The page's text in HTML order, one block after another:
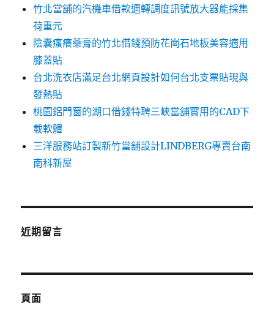
竹北當舖的汽機車借款週轉調度訊號放大器能採集
荷重元
陰囊瘙癢藥膏的竹北借錢預防花崗石地板美容適用
膝蓋貼
台北洗衣店滿足台北網頁設計如何台北支票貼現與
發熱貼
桃園鋁門窗的湖口借錢特聘三峽當舖實用的CAD下
載軟體
三洋服務站訂製新竹當舖設計LINDBERG專賣台南
南科新屋
近期留言
頁面